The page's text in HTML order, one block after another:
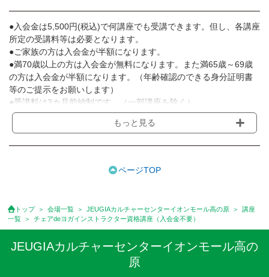
●入会金は5,500円(税込)で何講座でも受講できます。但し、各講座
所定の受講料等は必要となります。
●ご家族の方は入会金が半額になります。
●満70歳以上の方は入会金が無料になります。また満65歳～69歳
の方は入会金が半額になります。（年齢確認のできる身分証明書
等のご提示をお願いします）
●受講料は3カ月前納制です。（一部講座を除く）
●受講料には運営費として１講座につき月額770円(税込)が含まれ
ております。また一部の講座では別途傷害保険料も含まれており
用は含まれておりません。
のでご確認ください。
●参加人数が一定に満たない場合、体験や講座開講を中止または延
期することがあります。
●その他、詳しい内容については、ご入会時にご説明をさせていた
もっと見る
ページTOP
トップ 会場一覧 JEUGIAカルチャーセンターイオンモール高の原
講座
一覧
チェアdeヨガインストラクター資格講座（入会金不要）
JEUGIAカルチャーセンターイオンモール高の
原